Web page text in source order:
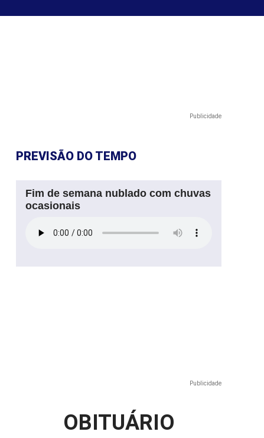
Publicidade
PREVISÃO DO TEMPO
Fim de semana nublado com chuvas
ocasionais
Publicidade
OBITUÁRIO